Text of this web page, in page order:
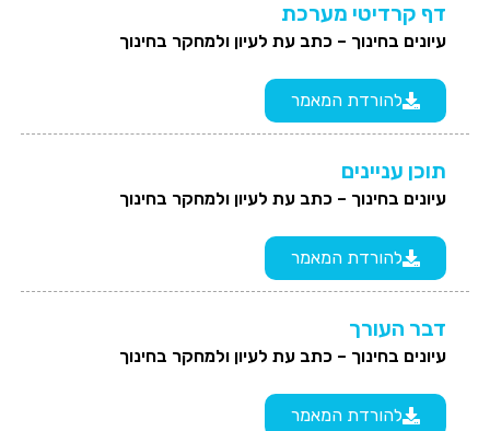
דף קרדיטי מערכת
עיונים בחינוך – כתב עת לעיון ולמחקר בחינוך
להורדת המאמר
תוכן עניינים
עיונים בחינוך – כתב עת לעיון ולמחקר בחינוך
להורדת המאמר
דבר העורך
עיונים בחינוך – כתב עת לעיון ולמחקר בחינוך
להורדת המאמר